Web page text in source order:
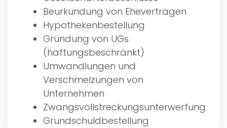
Beurkundung von Eheverträgen
Hypothekenbestellung
Gründung von UGs
(haftungsbeschränkt)
Umwandlungen und
Verschmelzungen von
Unternehmen
Zwangsvollstreckungsunterwerfung
Grundschuldbestellung